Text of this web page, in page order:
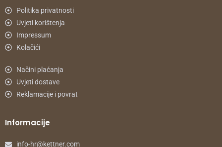
Politika privatnosti
Uvjeti korištenja
Impressum
Kolačići
Načini plaćanja
Uvjeti dostave
Reklamacije i povrat
Informacije
info-hr@kettner.com